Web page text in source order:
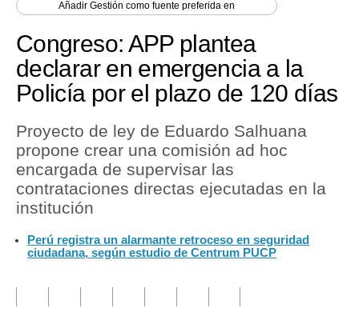
Economía
Mercados
Política
Tu Dinero
Finanzas Personales
Inmobiliarias
Opinión
AñadirGestión como fuente preferida en
Congreso: APP plantea
declarar en emergencia a la
Policía por el plazo de 120 días
Proyecto de ley de Eduardo Salhuana
propone crear una comisión ad hoc
encargada de supervisar las
contrataciones directas ejecutadas en la
institución
Perú registra un alarmante retroceso en seguridad
ciudadana, según estudio de Centrum PUCP